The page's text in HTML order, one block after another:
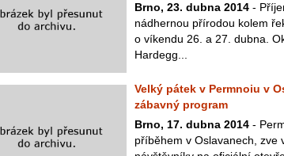
Brno, 23. dubna 2014 -
nádhernou přírodou kolem
o víkendu 26. a 27. dubna.
Hardegg...
Velký pátek v Permnoiu v
zábavný program
Brno, 17. dubna 2014 -
příběhem v Oslavanech, zve